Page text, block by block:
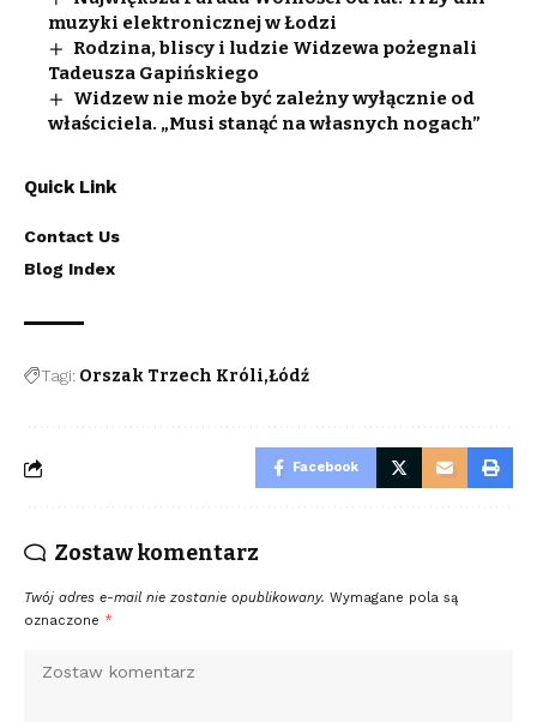
muzyki elektronicznej w Łodzi
Rodzina, bliscy i ludzie Widzewa pożegnali
Tadeusza Gapińskiego
Widzew nie może być zależny wyłącznie od
właściciela. „Musi stanąć na własnych nogach”
Quick Link
Contact Us
Blog Index
Tagi: Orszak Trzech Króli Łódź
Facebook
Zostaw komentarz
Twój adres e-mail nie zostanie opublikowany. Wymagane pola są
oznaczone *